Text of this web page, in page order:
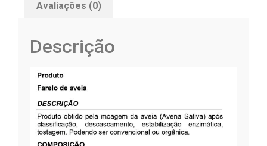
Avaliações (0)
Descrição